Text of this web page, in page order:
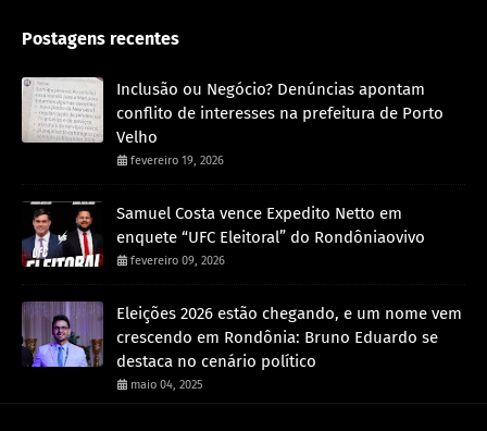
Postagens recentes
Inclusão ou Negócio? Denúncias apontam
conflito de interesses na prefeitura de Porto
Velho
fevereiro 19, 2026
Samuel Costa vence Expedito Netto em
enquete “UFC Eleitoral” do Rondôniaovivo
fevereiro 09, 2026
Eleições 2026 estão chegando, e um nome vem
crescendo em Rondônia: Bruno Eduardo se
destaca no cenário político
maio 04, 2025